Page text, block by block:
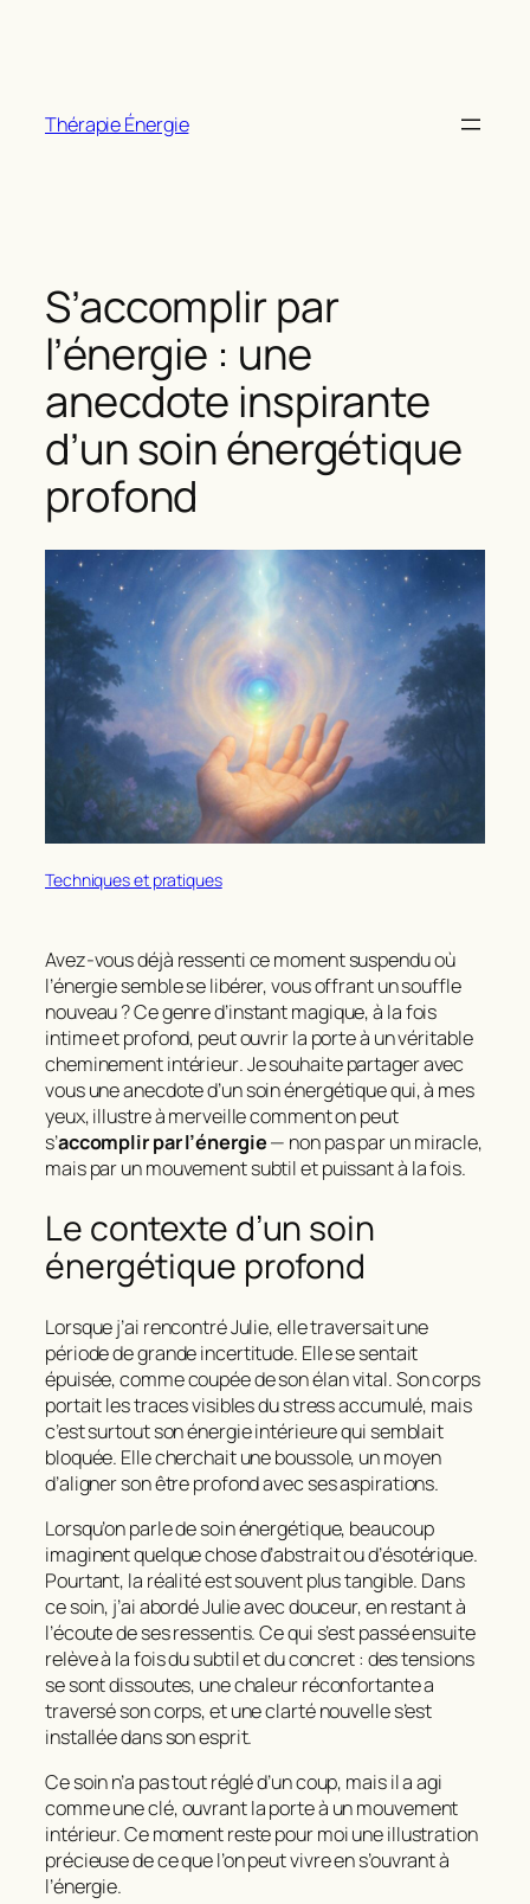
Thérapie Énergie
S’accomplir par
l’énergie : une
anecdote inspirante
d’un soin énergétique
profond
Techniques et pratiques
Avez-vous déjà ressenti ce moment suspendu où
l’énergie semble se libérer, vous offrant un souffle
nouveau ? Ce genre d’instant magique, à la fois
intime et profond, peut ouvrir la porte à un véritable
cheminement intérieur. Je souhaite partager avec
vous une anecdote d’un soin énergétique qui, à mes
yeux, illustre à merveille comment on peut
s’accomplir par l’énergie— non pas par un miracle,
mais par un mouvement subtil et puissant à la fois.
Le contexte d’un soin
énergétique profond
Lorsque j’ai rencontré Julie, elle traversait une
période de grande incertitude. Elle se sentait
épuisée, comme coupée de son élan vital. Son corps
portait les traces visibles du stress accumulé, mais
c’est surtout son énergie intérieure qui semblait
bloquée. Elle cherchait uneboussole, un moyen
d’aligner son être profond avec ses aspirations.
Lorsqu’on parle de soin énergétique, beaucoup
imaginent quelque chose d’abstrait ou d’ésotérique.
Pourtant, la réalité est souvent plus tangible. Dans
ce soin, j’ai abordé Julie avec douceur, en restant à
l’écoute de ses ressentis. Ce qui s’est passé ensuite
relève à la fois du subtil et du concret : des tensions
se sont dissoutes, une chaleur réconfortante a
traversé son corps, et une clarté nouvelle s’est
installée dans son esprit.
Ce soin n’a pas tout réglé d’un coup, mais il a agi
comme une clé, ouvrant la porte à un mouvement
intérieur. Ce moment reste pour moi une illustration
précieuse de ce que l’on peut vivre en s’ouvrant à
l’énergie.